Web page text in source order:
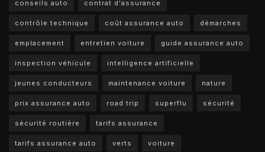
conseils auto contrat d'assurance
contrôle technique coût assurance auto démarches
emplacement entretien voiture guide assurance auto
inspection véhicule intelligence artificielle
jeunes conducteurs maintenance voiture nature
prix assurance auto road trip superflu sécurité
sécurité routière tarifs assurance
tarifs assurance auto verts voiture